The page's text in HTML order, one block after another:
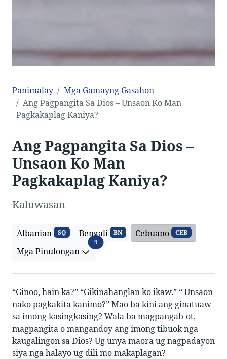
Panimalay
Mga Gamayng Gasahon
Ang Pagpangita Sa Dios – Unsaon Ko Man
Pagkakaplag Kaniya?
Ang Pagpangita Sa Dios –
Unsaon Ko Man
Pagkakaplag Kaniya?
Kaluwasan
Albanian SQ Bengali BN Cebuano CEB
Mga Pinulongan
9Mga Pinulongan
“Ginoo, hain ka?” “Gikinahanglan ko ikaw.” “ Unsaon
nako pagkakita kanimo?” Mao ba kini ang ginatuaw
sa imong kasingkasing? Wala ba magpangab-ot,
magpangita o mangandoy ang imong tibuok nga
kaugalingon sa Dios? Ug unya maora ug nagpadayon
siya nga halayo ug dili mo makaplagan?